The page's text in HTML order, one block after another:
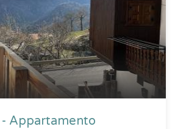
Appartamento